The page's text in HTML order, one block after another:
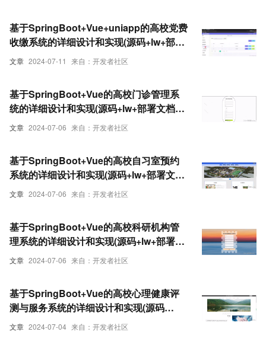
文章 2024-07-11 来自：开发者社区
基于SpringBoot+Vue+uniapp的高校党费
收缴系统的详细设计和实现(源码+lw+部署
文档+讲解等)
文章 2024-07-06 来自：开发者社区
基于SpringBoot+Vue的高校门诊管理系
统的详细设计和实现(源码+lw+部署文档
+讲解等)
文章 2024-07-06 来自：开发者社区
基于SpringBoot+Vue的高校自习室预约
系统的详细设计和实现(源码+lw+部署文档
+讲解等)
文章 2024-07-06 来自：开发者社区
基于SpringBoot+Vue的高校科研机构管
理系统的详细设计和实现(源码+lw+部署文
档+讲解等)
文章 2024-07-04 来自：开发者社区
基于SpringBoot+Vue的高校心理健康评
测与服务系统的详细设计和实现(源码
+lw+部署文档+讲解等)